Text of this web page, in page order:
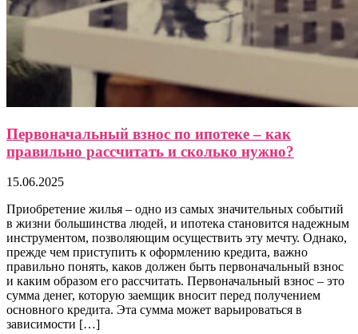
Первоначальный взнос по ипотеке – как
правильно рассчитать и сколько нужно?
15.06.2025
Приобретение жилья – одно из самых значительных событий
в жизни большинства людей, и ипотека становится надежным
инструментом, позволяющим осуществить эту мечту. Однако,
прежде чем приступить к оформлению кредита, важно
правильно понять, каков должен быть первоначальный взнос
и каким образом его рассчитать. Первоначальный взнос – это
сумма денег, которую заемщик вносит перед получением
основного кредита. Эта сумма может варьироваться в
зависимости […]